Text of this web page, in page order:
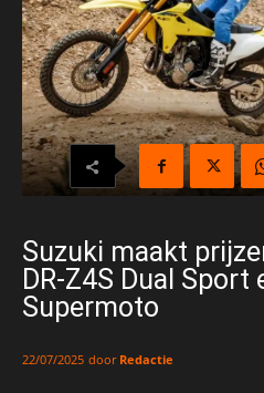
Suzuki maakt
DR-Z4S Dual Sport
Supermoto
22/07/2025 door Redactie